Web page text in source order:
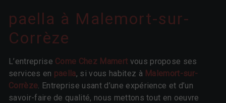
paella à Malemort-sur-
Corrèze
L’entreprise Come Chez Mamert vous propose ses
services en paella, si vous habitez à Malemort-sur-
Corrèze . Entreprise usant d’une expérience et d’un
savoir-faire de qualité, nous mettons tout en oeuvre